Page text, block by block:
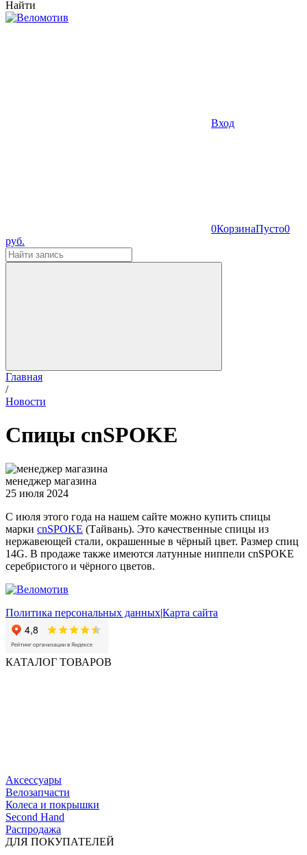
Найти
Вход
0КорзинаПусто0
руб.
Главная
/
Новости
Спицы cnSPOKE
менеджер магазина
25 июля 2024
С июля этого года на нашем сайте можно купить спицы
марки cnSPOKE (Тайвань). Это качественные спицы из
нержавеющей стали, окрашенные в чёрный цвет. Размер спиц
14G. В продаже также имеются латунные ниппели cnSPOKE
серебристого и чёрного цветов.
Политика персональных данных|Карта сайта
КАТАЛОГ ТОВАРОВ
Аксессуары
Велозапчасти
Колеса и покрышки
Second Hand
Распродажа
ДЛЯ ПОКУПАТЕЛЕЙ